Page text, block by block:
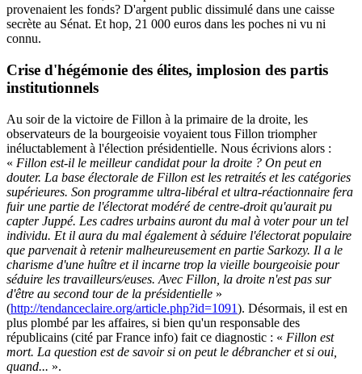
provenaient les fonds? D'argent public dissimulé dans une caisse
secrète au Sénat. Et hop, 21 000 euros dans les poches ni vu ni
connu.
Crise d'hégémonie des élites, implosion des partis
institutionnels
Au soir de la victoire de Fillon à la primaire de la droite, les
observateurs de la bourgeoisie voyaient tous Fillon triompher
inéluctablement à l'élection présidentielle. Nous écrivions alors :
« Fillon est-il le meilleur candidat pour la droite ? On peut en
douter. La base électorale de Fillon est les retraités et les catégories
supérieures. Son programme ultra-libéral et ultra-réactionnaire fera
fuir une partie de l'électorat modéré de centre-droit qu'aurait pu
capter Juppé. Les cadres urbains auront du mal à voter pour un tel
individu. Et il aura du mal également à séduire l'électorat populaire
que parvenait à retenir malheureusement en partie Sarkozy. Il a le
charisme d'une huître et il incarne trop la vieille bourgeoisie pour
séduire les travailleurs/euses. Avec Fillon, la droite n'est pas sur
d'être au second tour de la présidentielle »
(http://tendanceclaire.org/article.php?id=1091). Désormais, il est en
plus plombé par les affaires, si bien qu'un responsable des
républicains (cité par France info) fait ce diagnostic : « Fillon est
mort. La question est de savoir si on peut le débrancher et si oui,
quand... ».